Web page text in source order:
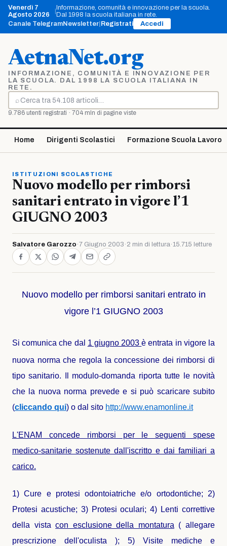
Vai
contenuto
Venerdì 7
Agosto 2026
Informazione, comunità e innovazione per la scuola.
Dal 1998 la scuola italiana in rete.
Canale TelegramNewsletter Registrati Accedi
AetnaNet.org
INFORMAZIONE, COMUNITÀ E INNOVAZIONE PER
LA SCUOLA. DAL 1998 LA SCUOLA ITALIANA IN
RETE.
⌕
Cerca
9.786 utenti registrati · 704 mln di pagine viste
Home Dirigenti Scolastici Formazione Scuola Lavoro
ISTITUZIONI SCOLASTICHE
Nuovo modello per rimborsi
sanitari entrato in vigore l’1
GIUGNO 2003
Salvatore Garozzo ·7 Giugno 2003 · 2 min di lettura·15.715 letture
Nuovo modello per rimborsi sanitari entrato in
vigore l’1 GIUGNO 2003
Si comunica che dal 1 giugno 2003è entrata in vigore la
nuova norma che regola la concessione dei rimborsi di
tipo sanitario. Il modulo-domanda riporta tutte le novità
che la nuova norma prevede e si può scaricare subito
(cliccando qui) o dal sito http://www.enamonline.it
L'ENAM concede rimborsi per le seguenti spese
medico-sanitarie sostenute dall'iscritto e dai familiari a
carico.
1) Cure e protesi odontoiatriche e/o ortodontiche; 2)
Protesi acustiche; 3) Protesi oculari; 4) Lenti correttive
della vistacon esclusione della montatura ( allegare
prescrizione dell'oculista ); 5) Visite mediche e